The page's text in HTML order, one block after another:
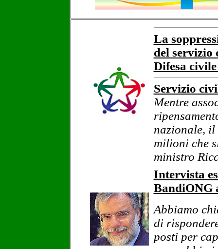
La
del servizio
Difesa
Servizio
Mentre
nazionale, il
milioni che
ministro
Intervista
BandiONG
Abbiamo
di
posti per